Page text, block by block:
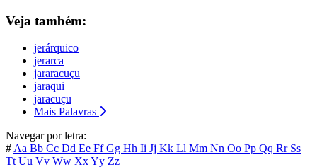
Veja também:
jerárquico
jerarca
jararacuçu
jaraqui
jaracuçu
Mais Palavras
Navegar por letra:
# Aa Bb Cc Dd Ee FfGg Hh Ii Jj Kk Ll Mm Nn Oo Pp Qq Rr Ss
Tt Uu Vv Ww XxYy Zz